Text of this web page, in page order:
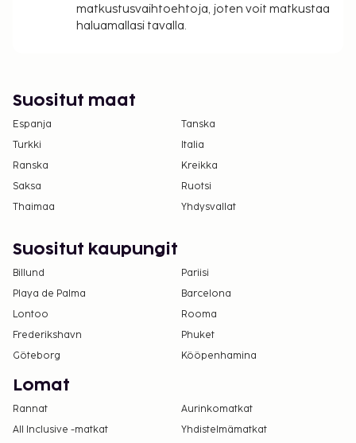
matkustusvaihtoehtoja, joten voit matkustaa
haluamallasi tavalla.
Suositut maat
Espanja
Tanska
Turkki
Italia
Ranska
Kreikka
Saksa
Ruotsi
Thaimaa
Yhdysvallat
Suositut kaupungit
Billund
Pariisi
Playa de Palma
Barcelona
Lontoo
Rooma
Frederikshavn
Phuket
Göteborg
Kööpenhamina
Lomat
Rannat
Aurinkomatkat
All Inclusive -matkat
Yhdistelmämatkat